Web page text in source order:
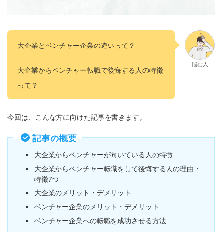
大企業とベンチャー企業の違いって？
大企業からベンチャー転職で後悔する人の特徴
って？
悩む人
今回は、こんな方に向けた記事を書きます。
記事の概要
大企業からベンチャーが向いている人の特徴
大企業からベンチャー転職をして後悔する人の理由・
特徴7つ
大企業のメリット・デメリット
ベンチャー企業のメリット・デメリット
ベンチャー企業への転職を成功させる方法